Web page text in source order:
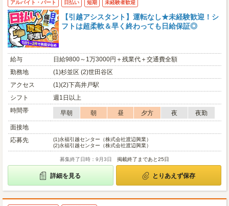
アルバイト・パート 日払い 短期 未経験者歓迎
【引越アシスタント】運転なし★未経験歓迎！シ
フトは超柔軟＆早く終わっても日給保証◎
給与
日給9800～1万3000円＋残業代＋交通費全額
勤務地
(1)杉並区 (2)世田谷区
アクセス
(1)(2)下高井戸駅
シフト
週1日以上
時間帯
早朝 朝 昼 夕方 夜
夜勤
面接地
応募先
(1)永福引越センター（株式会社渡辺興業）
(2)永福引越センター（株式会社渡辺興業）
募集終了日時：9月3日 掲載終了まであと25日
詳細を見る とりあえず保存